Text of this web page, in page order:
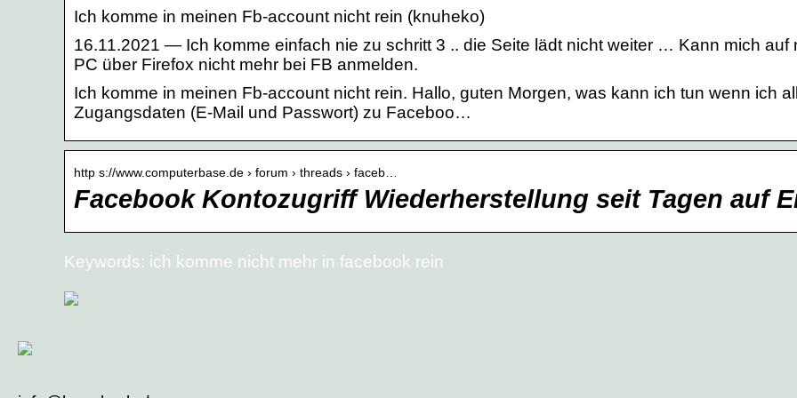
Ich komme in meinen Fb-account nicht rein (knuheko)
16.11.2021 — Ich komme einfach nie zu schritt 3 .. die Seite lädt nicht weiter … Kann mich auf
PC über Firefox nicht mehr bei FB anmelden.
Ich komme in meinen Fb-account nicht rein. Hallo, guten Morgen, was kann ich tun wenn ich
Zugangsdaten (E-Mail und Passwort) zu Faceboo…
http s://www.computerbase.de › forum › threads › faceb…
Facebook Kontozugriff Wiederherstellung seit Tagen auf
Keywords: ich komme nicht mehr in facebook rein